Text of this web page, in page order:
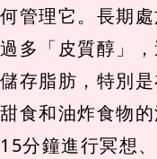
何管理它。長期
過多「皮質醇」
儲存脂肪，特別
甜食和油炸食物
15分鐘進行冥想